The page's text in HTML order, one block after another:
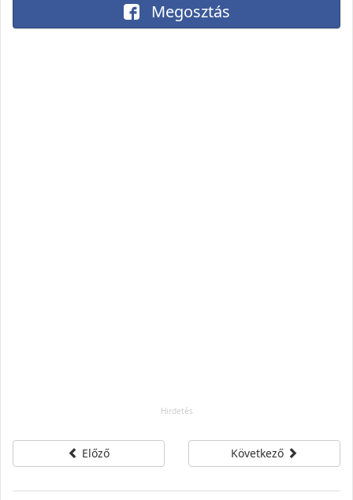
Megosztás
Előző Következő